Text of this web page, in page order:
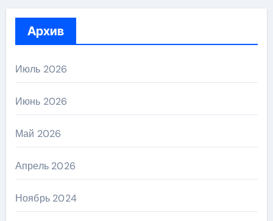
Архив
Июль 2026
Июнь 2026
Май 2026
Апрель 2026
Ноябрь 2024